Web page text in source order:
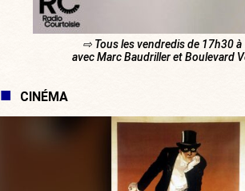
⇨ Tous les vendredis de 17h30
avec Marc Baudriller et Boulevard
CINÉMA